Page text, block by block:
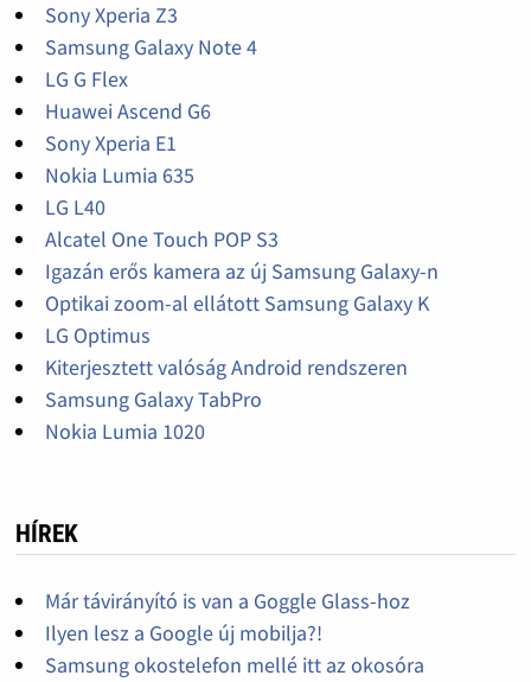
Sony Xperia Z3
Samsung Galaxy Note 4
LG G Flex
Huawei Ascend G6
Sony Xperia E1
Nokia Lumia 635
LG L40
Alcatel One Touch POP S3
Igazán erős kamera az új Samsung Galaxy-n
Optikai zoom-al ellátott Samsung Galaxy K
LG Optimus
Kiterjesztett valóság Android rendszeren
Samsung Galaxy TabPro
Nokia Lumia 1020
HÍREK
Már távirányító is van a Goggle Glass-hoz
Ilyen lesz a Google új mobilja?!
Samsung okostelefon mellé itt az okosóra